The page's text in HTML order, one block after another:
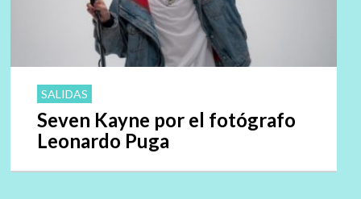
SALIDAS
Seven Kayne por el fotógrafo
Leonardo Puga